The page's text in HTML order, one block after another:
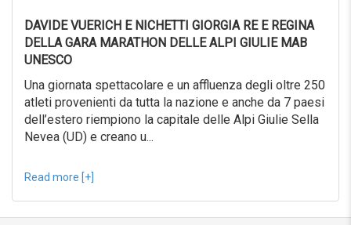
avancée
Sport
Reset
Recherche
avancée
Sport
DAVIDE VUERICH E NICHETTI GIORGIA RE E REGINA
DELLA GARA MARATHON DELLE ALPI GIULIE MAB
UNESCO
Una giornata spettacolare e un affluenza degli oltre 250
atleti provenienti da tutta la nazione e anche da 7 paesi
dell’estero riempiono la capitale delle Alpi Giulie Sella
Nevea (UD) e creano u...
Read more [+]